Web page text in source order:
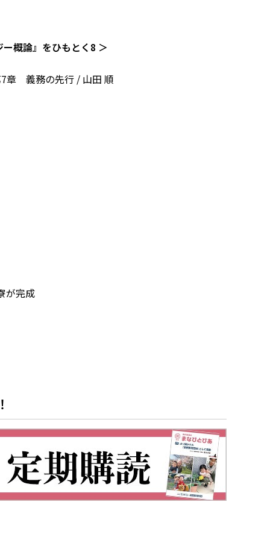
概論』をひもとく8 ＞
7章 義務の先行 / 山田 順
が完成